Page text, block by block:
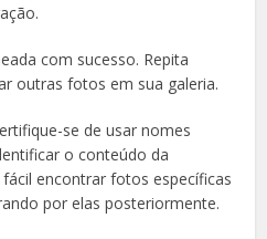
com sucesso. Repita
outras fotos em sua galeria.
se de usar nomes
o conteúdo da
encontrar fotos específicas
por elas posteriormente.